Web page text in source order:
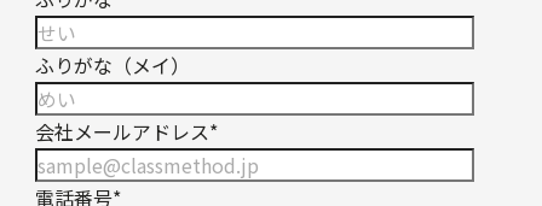
ふりがな（メイ）
会社メールアドレス*
電話番号*